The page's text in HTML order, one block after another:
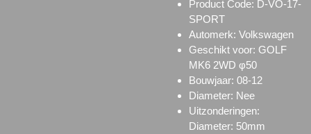
Product Code: D-VO-17-
SPORT
Automerk: Volkswagen
Geschikt voor: GOLF
MK6 2WD φ50
Bouwjaar: 08-12
Diameter: Nee
Uitzonderingen:
Diameter: 50mm